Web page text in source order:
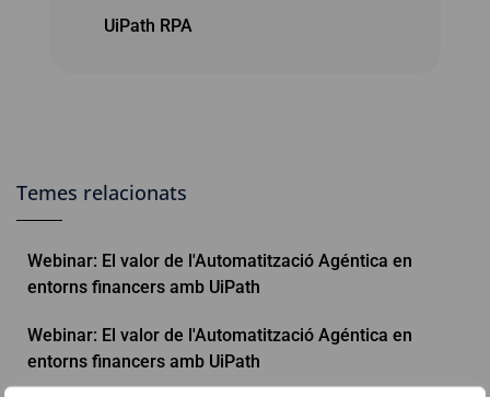
UiPath RPA
Temes relacionats
Webinar: El valor de l'Automatització Agéntica en
entorns financers amb UiPath
Webinar: El valor de l'Automatització Agéntica en
entorns financers amb UiPath